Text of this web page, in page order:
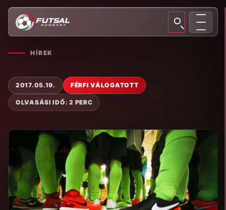
HÍREK
2017.05.19. FÉRFI VÁLOGATOTT
OLVASÁSI IDŐ: 2 PERC